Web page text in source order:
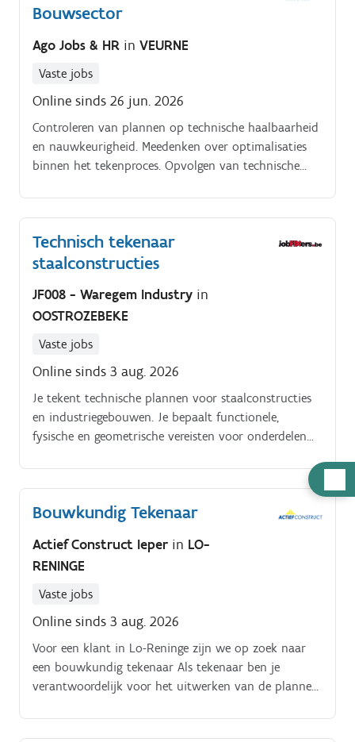
Herzie en pas tekeningen aan op basis van feedback
Ondersteun bij het opstellen van materialenlijsten en
kostenramingen op basis van de technische
de gemaakte tekeningen om ervoor te zorgen dat ze
voldoen aan de geldende normen en voorschriften
Houd gedetailleerde documentatie bij van alle
tekeningen en ontwerpen, inclusief revisies en
Bouwsector
Ago Jobs & HR in VEURNE
Vaste jobs
Online sinds 26 jun. 2026
Controleren van plannen op technische haalbaarheid
en nauwkeurigheid. Meedenken over optimalisaties
binnen het tekenproces. Opvolgen van technische
projectleiding, productie en klanten.
Technisch tekenaar
staalconstructies
JF008 - Waregem Industry in
OOSTROZEBEKE
Vaste jobs
Online sinds 3 aug. 2026
Je tekent technische plannen voor staalconstructies
en industriegebouwen. Je bepaalt functionele,
fysische en geometrische vereisten voor onderdelen
Bouwkundig Tekenaar
Actief Construct Ieper in LO-
RENINGE
Vaste jobs
Online sinds 3 aug. 2026
Voor een klant in Lo-Reninge zijn we op zoek naar
een bouwkundig tekenaar Als tekenaar ben je
verantwoordelijk voor het uitwerken van de plannen
met inbegrip van de verschillende stuktekeningen